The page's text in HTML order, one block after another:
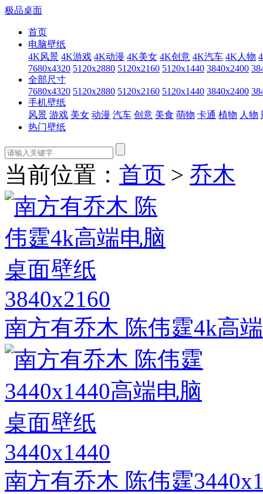
极品桌面
首页
电脑壁纸
4K风景 4K游戏 4K动漫 4K美女 4K创意 4K汽车 4K人物
7680x4320 5120x2880 5120x2160 5120x1440 3840x2400
全部尺寸
7680x4320 5120x2880 5120x2160 5120x1440 3840x2400
手机壁纸
风景 游戏 美女 动漫 汽车 创意 美食 萌物 卡通 植物 人物
热门壁纸
当前位置： 首页 > 乔木
3840x2160
南方有乔木 陈伟霆4k高
3440x1440
南方有乔木 陈伟霆